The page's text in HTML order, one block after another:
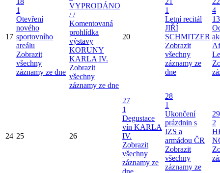
17
1
Otevření
nového
sportovního
areálu
Zobrazit
všechny
záznamy ze dne
VYPRODÁNO
/ /
Komentovaná
prohlídka
výstavy
KORUNY
KARLA IV.
Zobrazit
všechny
záznamy ze dne
20
1
Letní recitál
JIŘÍ
SCHMITZER
Zobrazit
všechny
záznamy ze
dne
4
24 25 26
27
1
Degustace
vín KARLA
IV.
Zobrazit
všechny
záznamy ze
dne
28
1
Ukončení
prázdnin s
IZS a
armádou ČR
Zobrazit
všechny
záznamy ze
29
2